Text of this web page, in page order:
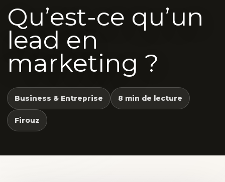
Qu’est-ce qu’un
lead en
marketing ?
Business & Entreprise 8 min de lecture
Firouz